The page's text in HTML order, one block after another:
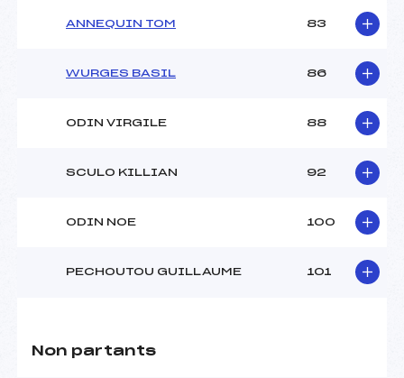
ANNEQUIN TOM 83
WURGES BASIL 86
ODIN VIRGILE 88
SCULO KILLIAN 92
ODIN NOE 100
PECHOUTOU GUILLAUME 101
Non partants